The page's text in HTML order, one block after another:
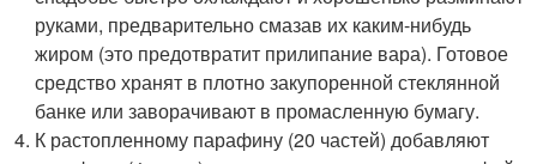
руками, предварительно смазав их каким-нибудь
жиром (это предотвратит прилипание вара). Готовое
средство хранят в плотно закупоренной стеклянной
банке или заворачивают в промасленную бумагу.
К растопленному парафину (20 частей) добавляют